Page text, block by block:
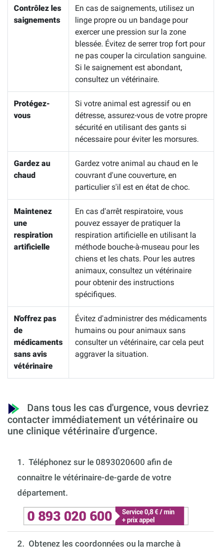
Contrôlez les
saignements
En cas de saignements, utilisez un
linge propre ou un bandage pour
exercer une pression sur la zone
blessée. Évitez de serrer trop fort pour
ne pas couper la circulation sanguine.
Si le saignement est abondant,
consultez un vétérinaire.
Protégez-
vous
Si votre animal est agressif ou en
détresse, assurez-vous de votre propre
sécurité en utilisant des gants si
nécessaire pour éviter les morsures.
Gardez au
chaud
Gardez votre animal au chaud en le
couvrant d'une couverture, en
particulier s'il est en état de choc.
Maintenez
une
respiration
artificielle
En cas d'arrêt respiratoire, vous
pouvez essayer de pratiquer la
respiration artificielle en utilisant la
méthode bouche-à-museau pour les
chiens et les chats. Pour les autres
animaux, consultez un vétérinaire
pour obtenir des instructions
spécifiques.
N'offrez pas
de
médicaments
sans avis
vétérinaire
Évitez d'administrer des médicaments
humains ou pour animaux sans
consulter un vétérinaire, car cela peut
aggraver la situation.
Dans tous les cas d'urgence, vous devriez
contacter immédiatement un vétérinaire ou
une clinique vétérinaire d'urgence.
1. Téléphonez sur le 0893020600 afin de
connaitre le vétérinaire-de-garde de votre
département.
2. Obtenez les coordonnées ou la marche à